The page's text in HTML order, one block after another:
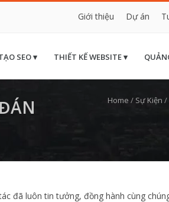
Giới thiệu Dự án
SEO ▾ THIẾT KẾ WEBSITE ▾
Home / Sự Kiện /
đã luôn tin tưởng, đồng hành cùng